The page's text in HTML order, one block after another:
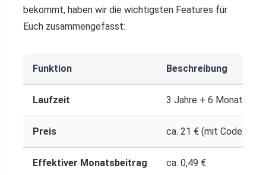
bekommt, haben wir die wichtigsten Features für
Euch zusammengefasst:
Funktion Beschreibung
Laufzeit 3 Jahre + 6 Monate
Preis ca. 21 € (mit Code:
Effektiver Monatsbeitrag ca. 0,49 €